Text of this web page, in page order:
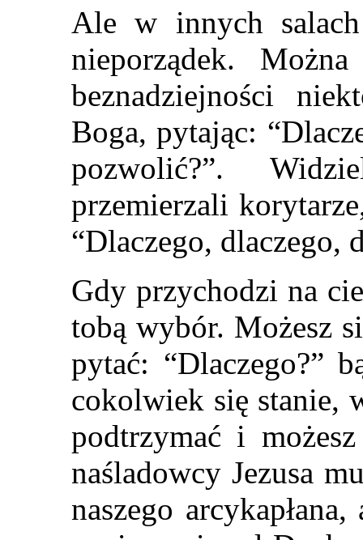
Ale w innych salach
nieporządek.
beznadziejności
Boga, pytając:
pozwolić?”.
przemierzali
“Dlaczego, dlaczego,
Gdy przychodzi na
tobą wybór. Możesz
pytać: “Dlaczego?”
cokolwiek się stanie,
podtrzymać i
naśladowcy Jezusa
naszego